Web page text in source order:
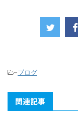
-ブログ
関連記事